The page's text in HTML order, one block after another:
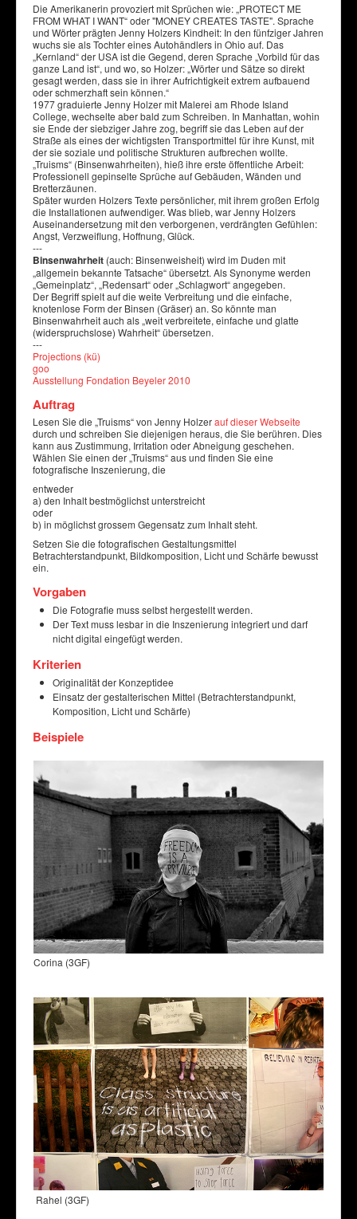
Die Amerikanerin provoziert mit Sprüchen wie: „PROTECT ME
FROM WHAT I WANT“ oder "MONEY CREATES TASTE". Sprache
und Wörter prägten Jenny Holzers Kindheit: In den fünfziger Jahren
wuchs sie als Tochter eines Autohändlers in Ohio auf. Das
„Kernland“ der USA ist die Gegend, deren Sprache „Vorbild für das
ganze Land ist“, und wo, so Holzer: „Wörter und Sätze so direkt
gesagt werden, dass sie in ihrer Aufrichtigkeit extrem aufbauend
oder schmerzhaft sein können.“
1977 graduierte Jenny Holzer mit Malerei am Rhode Island
College, wechselte aber bald zum Schreiben. In Manhattan, wohin
sie Ende der siebziger Jahre zog, begriff sie das Leben auf der
Straße als eines der wichtigsten Transportmittel für ihre Kunst, mit
der sie soziale und politische Strukturen aufbrechen wollte.
„Truisms“ (Binsenwahrheiten), hieß ihre erste öffentliche Arbeit:
Professionell gepinselte Sprüche auf Gebäuden, Wänden und
Bretterzäunen.
Später wurden Holzers Texte persönlicher, mit ihrem großen Erfolg
die Installationen aufwendiger. Was blieb, war Jenny Holzers
Auseinandersetzung mit den verborgenen, verdrängten Gefühlen:
Angst, Verzweiflung, Hoffnung, Glück.
---
Binsenwahrheit (auch: Binsenweisheit) wird im Duden mit
„allgemein bekannte Tatsache“ übersetzt. Als Synonyme werden
„Gemeinplatz“, „Redensart“ oder „Schlagwort“ angegeben.
Der Begriff spielt auf die weite Verbreitung und die einfache,
knotenlose Form der Binsen (Gräser) an. So könnte man
Binsenwahrheit auch als „weit verbreitete, einfache und glatte
(widerspruchslose) Wahrheit“ übersetzen.
---
Projections (kü)
goo
Ausstellung Fondation Beyeler 2010
Auftrag
Lesen Sie die „Truisms“ von Jenny Holzerauf dieser Webseite
durch und schreiben Sie diejenigen heraus, die Sie berühren. Dies
kann aus Zustimmung, Irritation oder Abneigung geschehen.
Wählen Sie einen der „Truisms“ aus und finden Sie eine
fotografische Inszenierung, die
entweder
a) den Inhalt bestmöglichst unterstreicht
oder
b) in möglichst grossem Gegensatz zum Inhalt steht.
Setzen Sie die fotografischen Gestaltungsmittel
Betrachterstandpunkt, Bildkomposition, Licht und Schärfe bewusst
ein.
Vorgaben
Die Fotografie muss selbst hergestellt werden.
Der Text muss lesbar in die Inszenierung integriert und darf
nicht digital eingefügt werden.
Kriterien
Originalität der Konzeptidee
Einsatz der gestalterischen Mittel (Betrachterstandpunkt,
Komposition, Licht und Schärfe)
Beispiele
Corina (3GF)
Rahel (3GF)